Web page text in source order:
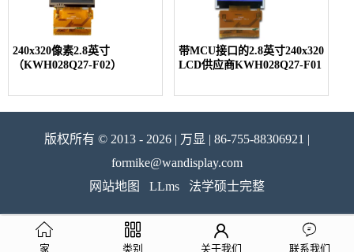
240x320像素2.8英寸
（KWH028Q27-F02）
带MCU接口的2.8英寸240x320
LCD供应商KWH028Q27-F01
版权所有 © 2013 - 2026 | 万显 | 86-755-88306921 |
formike@wandisplay.com
网站地图
LLms 法学硕士完整
家 类别 关于我们 联系我们